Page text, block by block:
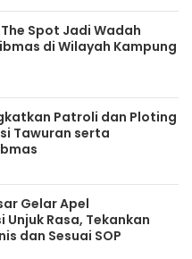
Spot Jadi Wadah
di Wilayah Kampung
Patroli dan Ploting
Tawuran serta
Gelar Apel
Unjuk Rasa, Tekankan
dan Sesuai SOP